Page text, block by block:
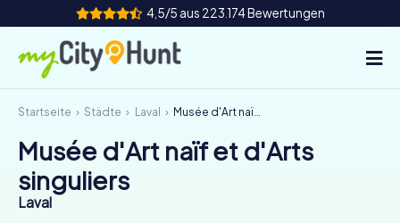
4,5/5 aus 223.174 Bewertungen
So funktioniert's
Städte
Touren
Startseite Städte Laval Musée d'Art naïf et d'Arts singuliers
Musée d'Art naïf et d'Arts
singuliers
Laval